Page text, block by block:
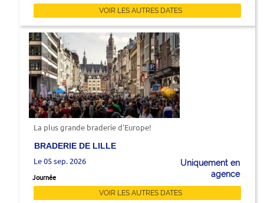
VOIR LES AUTRES DATES
La plus grande braderie d'Europe!
BRADERIE DE LILLE
Le 05 sep. 2026
Journée
Uniquement en
agence
VOIR LES AUTRES DATES